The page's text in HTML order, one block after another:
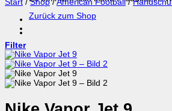
Zurück zum Shop
Start / Shop / American Football /
Filter